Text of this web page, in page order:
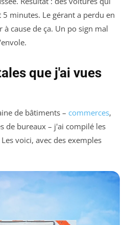
minutes. Le gérant a perdu en
cause de ça. Un po sign mal
que j'ai vues
de bâtiments – commerces,
de bureaux – j'ai compilé les
voici, avec des exemples